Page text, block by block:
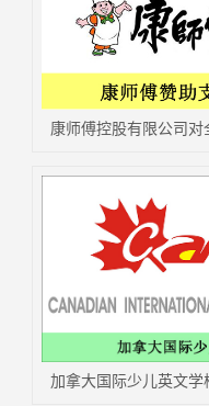
康师傅控股有限公司
加拿大国际少儿英文